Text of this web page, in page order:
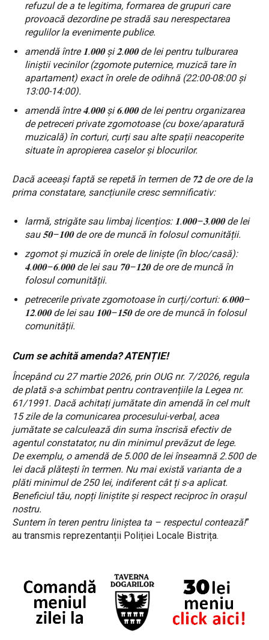
refuzul de a te legitima, formarea de grupuri care
provoacă dezordine pe stradă sau nerespectarea
regulilor la evenimente publice.
amendă între 𝟏.𝟎𝟎𝟎 și 𝟐.𝟎𝟎𝟎 de lei pentru tulburarea
liniștii vecinilor (zgomote puternice, muzică tare în
apartament) exact în orele de odihnă (22:00-08:00 și
13:00-14:00).
amendă între 𝟒.𝟎𝟎𝟎 și 𝟔.𝟎𝟎𝟎 de lei pentru organizarea
de petreceri private zgomotoase (cu boxe/aparatură
muzicală) în corturi, curți sau alte spații neacoperite
situate în apropierea caselor și blocurilor.
Dacă aceeași faptă se repetă în termen de 𝟕𝟐 de ore de la
prima constatare, sancțiunile cresc semnificativ:
larmă, strigăte sau limbaj licențios: 𝟏.𝟎𝟎𝟎–𝟑.𝟎𝟎𝟎 de lei
sau 𝟓𝟎–𝟏𝟎𝟎 de ore de muncă în folosul comunității.
zgomot și muzică în orele de liniște (în bloc/casă):
𝟒.𝟎𝟎𝟎–𝟔.𝟎𝟎𝟎 de lei sau 𝟕𝟎–𝟏𝟐𝟎 de ore de muncă în
folosul comunității.
petrecerile private zgomotoase în curți/corturi: 𝟔.𝟎𝟎𝟎–
𝟏𝟐.𝟎𝟎𝟎 de lei sau 𝟏𝟎𝟎–𝟏𝟓𝟎 de ore de muncă în folosul
comunității.
Cum se achită amenda? ATENȚIE!
Începând cu 27 martie 2026, prin OUG nr. 7/2026, regula
de plată s-a schimbat pentru contravențiile la Legea nr.
61/1991. Dacă achitați jumătate din amendă în cel mult
15 zile de la comunicarea procesului-verbal, acea
jumătate se calculează din suma înscrisă efectiv de
agentul constatator, nu din minimul prevăzut de lege.
De exemplu, o amendă de 5.000 de lei înseamnă 2.500 de
lei dacă plătești în termen. Nu mai există varianta de a
plăti minimul de 250 lei, indiferent cât ți s-a aplicat.
Beneficiul tău, nopți liniștite și respect reciproc în orașul
nostru.
Suntem în teren pentru liniștea ta – respectul contează!”
au transmis reprezentanții Poliției Locale Bistrița.